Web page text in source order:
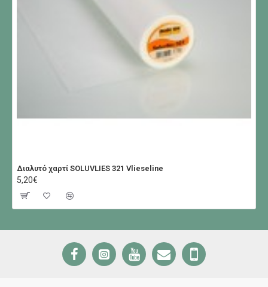
Διαλυτό χαρτί SOLUVLIES 321 Vlieseline
5,20€